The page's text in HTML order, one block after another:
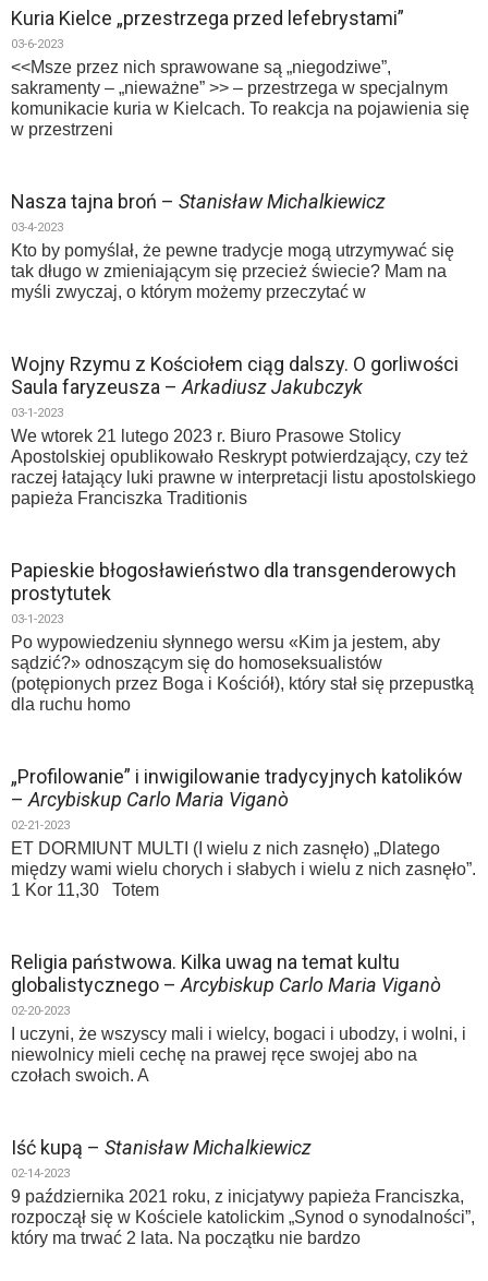
Kuria Kielce „przestrzega przed lefebrystami”
03-6-2023
<<Msze przez nich sprawowane są „niegodziwe”,
sakramenty – „nieważne” >> – przestrzega w specjalnym
komunikacie kuria w Kielcach. To reakcja na pojawienia się
w przestrzeni
Nasza tajna broń – Stanisław Michalkiewicz
03-4-2023
Kto by pomyślał, że pewne tradycje mogą utrzymywać się
tak długo w zmieniającym się przecież świecie? Mam na
myśli zwyczaj, o którym możemy przeczytać w
Wojny Rzymu z Kościołem ciąg dalszy. O gorliwości
Saula faryzeusza – Arkadiusz Jakubczyk
03-1-2023
We wtorek 21 lutego 2023 r. Biuro Prasowe Stolicy
Apostolskiej opublikowało Reskrypt potwierdzający, czy też
raczej łatający luki prawne w interpretacji listu apostolskiego
papieża Franciszka Traditionis
Papieskie błogosławieństwo dla transgenderowych
prostytutek
03-1-2023
Po wypowiedzeniu słynnego wersu «Kim ja jestem, aby
sądzić?» odnoszącym się do homoseksualistów
(potępionych przez Boga i Kościół), który stał się przepustką
dla ruchu homo
„Profilowanie” i inwigilowanie tradycyjnych katolików
– Arcybiskup Carlo Maria Viganò
02-21-2023
ET DORMIUNT MULTI (I wielu z nich zasnęło) „Dlatego
między wami wielu chorych i słabych i wielu z nich zasnęło”.
1 Kor 11,30 Totem
Religia państwowa. Kilka uwag na temat kultu
globalistycznego – Arcybiskup Carlo Maria Viganò
02-20-2023
I uczyni, że wszyscy mali i wielcy, bogaci i ubodzy, i wolni, i
niewolnicy mieli cechę na prawej ręce swojej abo na
czołach swoich. A
Iść kupą – Stanisław Michalkiewicz
02-14-2023
9 października 2021 roku, z inicjatywy papieża Franciszka,
rozpoczął się w Kościele katolickim „Synod o synodalności”,
który ma trwać 2 lata. Na początku nie bardzo